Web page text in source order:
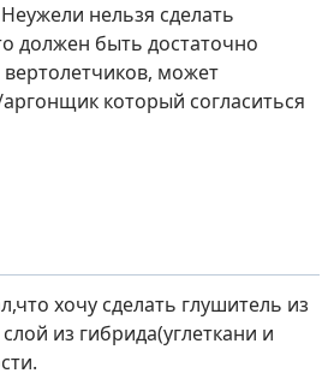
нельзя сделать
должен быть достаточно
может
который согласиться
хочу сделать глушитель из
из гибрида(углеткани и